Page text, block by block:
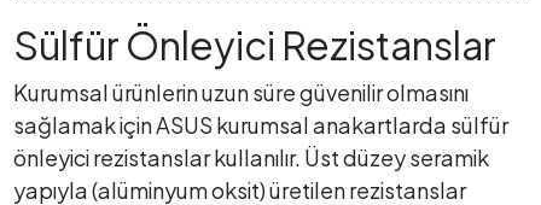
Sülfür Önleyici Rezistanslar
Kurumsal ürünlerin uzun süre güvenilir olmasını
sağlamak için ASUS kurumsal anakartlarda sülfür
önleyici rezistanslar kullanılır. Üst düzey seramik
yapıyla (alüminyum oksit) üretilen rezistanslar